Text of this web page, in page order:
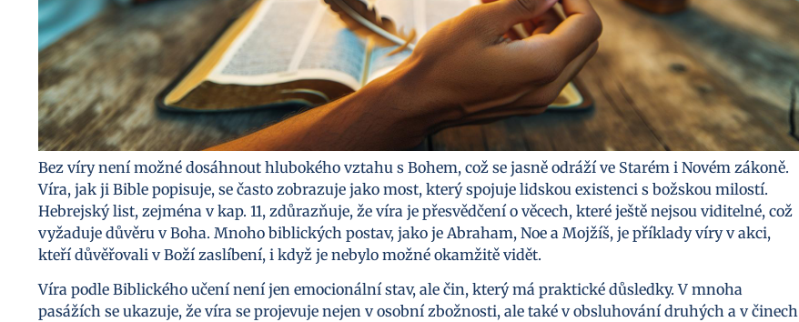
Bez víry není možné dosáhnout hlubokého vztahu s Bohem, což se jasně odráží ve Starém i Novém zákoně.
Víra, jak ji Bible popisuje, se často zobrazuje jako most, který spojuje lidskou existenci s božskou milostí.
Hebrejský list, zejména v kap. 11, zdůrazňuje, že víra je přesvědčení o věcech, které ještě nejsou viditelné, což
vyžaduje důvěru v Boha. Mnoho biblických postav, jako je Abraham, Noe a Mojžíš, je příklady víry v akci,
kteří důvěřovali v Boží zaslíbení, i když je nebylo možné okamžitě vidět.
Víra podle Biblického učení není jen emocionální stav, ale čin, který má praktické důsledky. V mnoha
pasážích se ukazuje, že víra se projevuje nejen v osobní zbožnosti, ale také v obsluhování druhých a v činech